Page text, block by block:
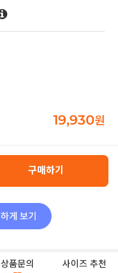
19,930원
구매하기
상품문의 사이즈 추천